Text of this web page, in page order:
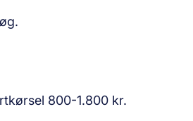
800-1.800 kr.